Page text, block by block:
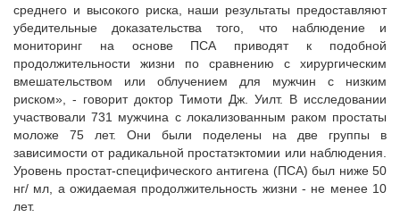
среднего и высокого риска, наши результаты предоставляют
убедительные доказательства того, что наблюдение и
мониторинг на основе ПСА приводят к подобной
продолжительности жизни по сравнению с хирургическим
вмешательством или облучением для мужчин с низким
риском», - говорит доктор Тимоти Дж. Уилт. В исследовании
участвовали 731 мужчина с локализованным раком простаты
моложе 75 лет. Они были поделены на две группы в
зависимости от радикальной простатэктомии или наблюдения.
Уровень простат-специфического антигена (ПСА) был ниже 50
нг/ мл, а ожидаемая продолжительность жизни - не менее 10
лет.